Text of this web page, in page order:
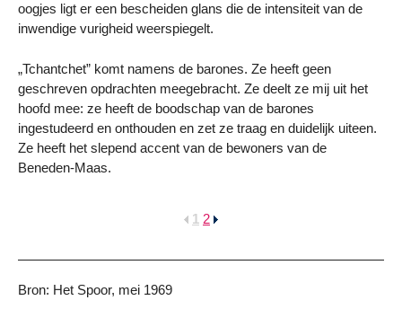
oogjes ligt er een bescheiden glans die de intensiteit van de
inwendige vurigheid weerspiegelt.
„Tchantchet” komt namens de barones. Ze heeft geen
geschreven opdrachten meegebracht. Ze deelt ze mij uit het
hoofd mee: ze heeft de boodschap van de barones
ingestudeerd en onthouden en zet ze traag en duidelijk uiteen.
Ze heeft het slepend accent van de bewoners van de
Beneden-Maas.
1 2
Bron: Het Spoor, mei 1969